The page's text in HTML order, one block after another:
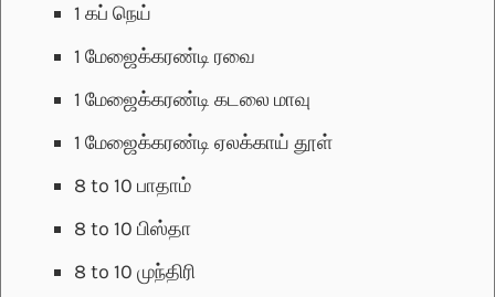
1 கப் நெய்
1 மேஜைக்கரண்டி ரவை
1 மேஜைக்கரண்டி கடலை மாவு
1 மேஜைக்கரண்டி ஏலக்காய் தூள்
8 to 10 பாதாம்
8 to 10 பிஸ்தா
8 to 10 முந்திரி